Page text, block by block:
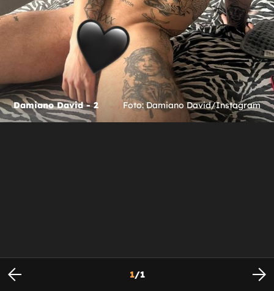
Damiano David - 2 Foto: Damiano David/Instagram
1/1